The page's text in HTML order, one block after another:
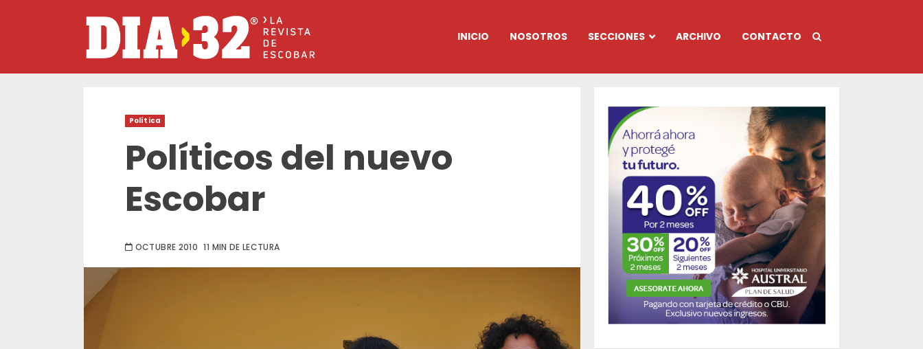
INICIO NOSOTROS SECCIONES ARCHIVO CONTACTO
Política
Políticos del nuevo
Escobar
OCTUBRE 2010 11 MIN DE LECTURA